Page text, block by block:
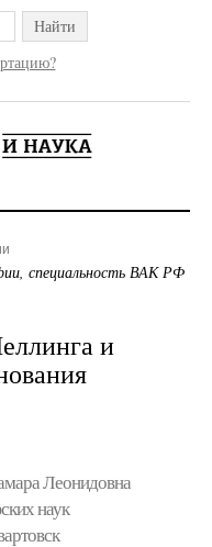
Найти
специальность ВАК РФ
и
Леонидовна
наук